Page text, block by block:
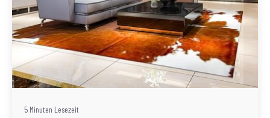
Geschrieben von
Redaktion Immofragen Bezirke: Mistelbach + Melk
5 Minuten Lesezeit